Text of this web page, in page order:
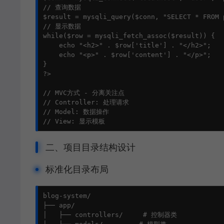
// 查询数据
$result = mysqli_query($conn, "SELECT *
// 显示数据
while($row = mysqli_fetch_assoc($result)) {
    echo "<h2>" . $row['title'] . "</h2>";
    echo "<p>" . $row['content'] . "</p>";
}
?>
// MVC方式 - 分离关注点
// Controller: 处理请求
// Model: 数据操作
// View: 显示模板
二、项目目录结构设计
标准化目录布局
blog-system/
├── app/
│   ├── controllers/     # 控制器类